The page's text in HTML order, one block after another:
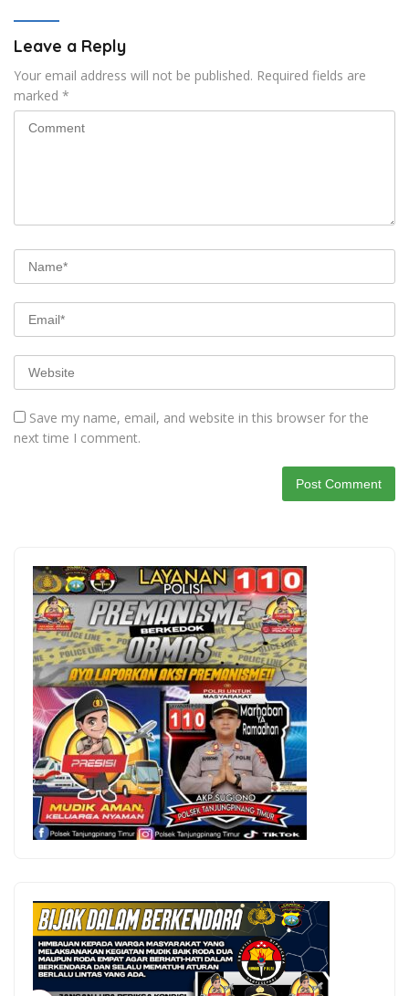
Leave a Reply
Your email address will not be published. Required fields are
marked *
Save my name, email, and website in this browser for the
next time I comment.